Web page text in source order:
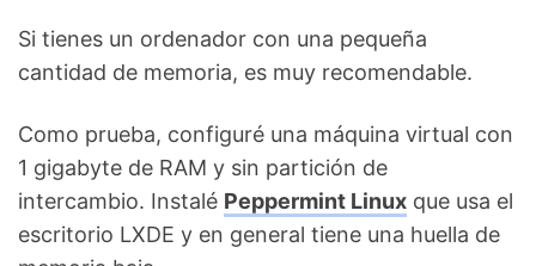
Si tienes un ordenador con una pequeña
cantidad de memoria, es muy recomendable.
Como prueba, configuré una máquina virtual con
1 gigabyte de RAM y sin partición de
intercambio. Instalé Peppermint Linux que usa el
escritorio LXDE y en general tiene una huella de